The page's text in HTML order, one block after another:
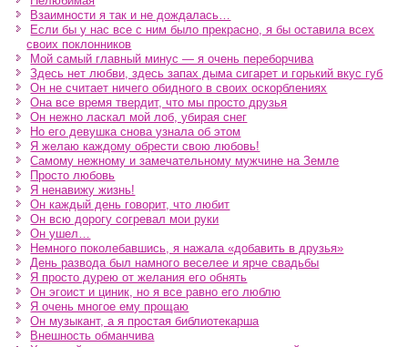
Взаимности я так и не дождалась…
Если бы у нас все с ним было прекрасно, я бы оставила всех
своих поклонников
Мой самый главный минус — я очень переборчива
Здесь нет любви, здесь запах дыма сигарет и горький вкус губ
Он не считает ничего обидного в своих оскорблениях
Она все время твердит, что мы просто друзья
Он нежно ласкал мой лоб, убирая снег
Но его девушка снова узнала об этом
Я желаю каждому обрести свою любовь!
Самому нежному и замечательному мужчине на Земле
Просто любовь
Я ненавижу жизнь!
Он каждый день говорит, что любит
Он всю дорогу согревал мои руки
Он ушел…
Немного поколебавшись, я нажала «добавить в друзья»
День развода был намного веселее и ярче свадьбы
Я просто дурею от желания его обнять
Он эгоист и циник, но я все равно его люблю
Я очень многое ему прощаю
Он музыкант, а я простая библиотекарша
Внешность обманчива